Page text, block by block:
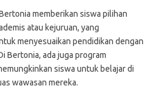
memberikan siswa pilihan
atau kejuruan, yang
menyesuaikan pendidikan dengan
Bertonia, ada juga program
siswa untuk belajar di
wawasan mereka.